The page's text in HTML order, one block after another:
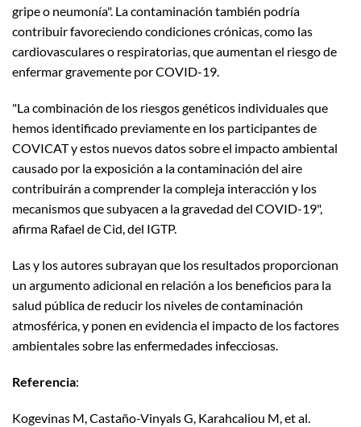
gripe o neumonía". La contaminación también podría
contribuir favoreciendo condiciones crónicas, como las
cardiovasculares o respiratorias, que aumentan el riesgo de
enfermar gravemente por COVID-19.
"La combinación de los riesgos genéticos individuales que
hemos identificado previamente en los participantes de
COVICAT y estos nuevos datos sobre el impacto ambiental
causado por la exposición a la contaminación del aire
contribuirán a comprender la compleja interacción y los
mecanismos que subyacen a la gravedad del COVID-19",
afirma Rafael de Cid, del IGTP.
Las y los autores subrayan que los resultados proporcionan
un argumento adicional en relación a los beneficios para la
salud pública de reducir los niveles de contaminación
atmosférica, y ponen en evidencia el impacto de los factores
ambientales sobre las enfermedades infecciosas.
Referencia:
Kogevinas M, Castaño-Vinyals G, Karahcaliou M, et al.